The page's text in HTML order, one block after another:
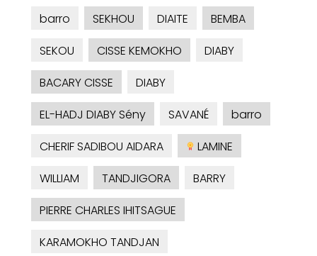
barro
SEKHOU DIAITE
BEMBA
SEKOU
CISSE KEMOKHO
DIABY
BACARY CISSE
DIABY
EL-HADJ DIABY Sény
SAVANÉ
barro
CHERIF SADIBOU AIDARA
LAMINE
WILLIAM
TANDJIGORA
BARRY
PIERRE CHARLES IHITSAGUE
KARAMOKHO TANDJAN